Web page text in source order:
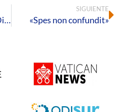
«A través del desierto Dios nos guía a la libertad»
SIGUIENTE
«Spes non confundit»